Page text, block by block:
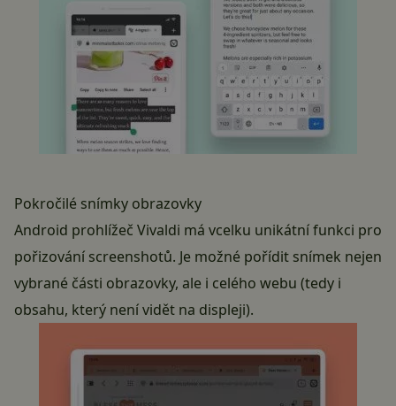
Pokročilé snímky obrazovky
Android prohlížeč Vivaldi má vcelku unikátní funkci pro
pořizování screenshotů. Je možné pořídit snímek nejen
vybrané části obrazovky, ale i celého webu (tedy i
obsahu, který není vidět na displeji).